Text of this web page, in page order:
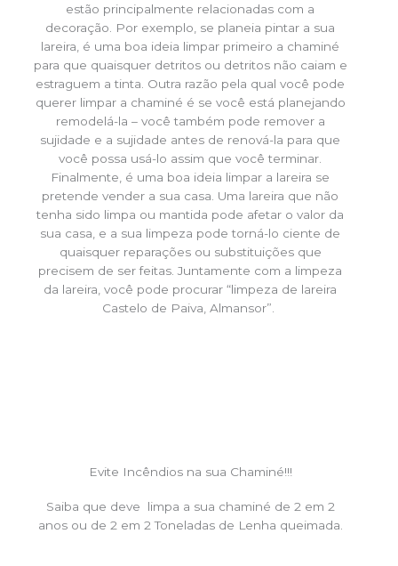
estão principalmente relacionadas com a
decoração. Por exemplo, se planeia pintar a sua
lareira, é uma boa ideia limpar primeiro a chaminé
para que quaisquer detritos ou detritos não caiam e
estraguem a tinta. Outra razão pela qual você pode
querer limpar a chaminé é se você está planejando
remodelá-la – você também pode remover a
sujidade e a sujidade antes de renová-la para que
você possa usá-lo assim que você terminar.
Finalmente, é uma boa ideia limpar a lareira se
pretende vender a sua casa. Uma lareira que não
tenha sido limpa ou mantida pode afetar o valor da
sua casa, e a sua limpeza pode torná-lo ciente de
quaisquer reparações ou substituições que
precisem de ser feitas. Juntamente com a limpeza
da lareira, você pode procurar “limpeza de lareira
Castelo de Paiva, Almansor”.
Evite Incêndios na sua Chaminé!!!
Saiba que deve limpa a sua chaminé de 2 em 2
anos ou de 2 em 2 Toneladas de Lenha queimada.